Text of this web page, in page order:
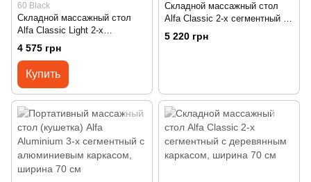
60 Black
Складной массажный стол
Alfa Classic Light 2-х
сегментный с деревянным
каркасом, ширина 60 см
4 575 грн
Купить
Складной массажный стол
Alfa Classic 2-х сегментный с
деревянным каркасом,
ширина 60 см
5 220 грн